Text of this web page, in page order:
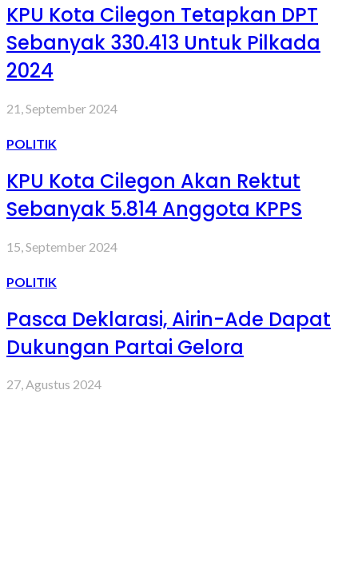
KPU Kota Cilegon Tetapkan DPT
Sebanyak 330.413 Untuk Pilkada
2024
21, September 2024
POLITIK
KPU Kota Cilegon Akan Rektut
Sebanyak 5.814 Anggota KPPS
15, September 2024
POLITIK
Pasca Deklarasi, Airin-Ade Dapat
Dukungan Partai Gelora
27, Agustus 2024